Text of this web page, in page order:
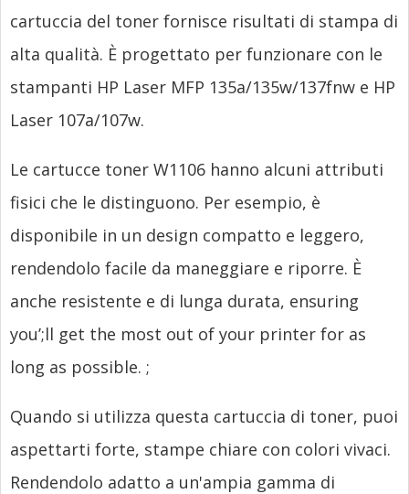
cartuccia del toner fornisce risultati di stampa di
alta qualità. È progettato per funzionare con le
stampanti HP Laser MFP 135a/135w/137fnw e HP
Laser 107a/107w.
Le cartucce toner W1106 hanno alcuni attributi
fisici che le distinguono. Per esempio, è
disponibile in un design compatto e leggero,
rendendolo facile da maneggiare e riporre. È
anche resistente e di lunga durata, ensuring
you’;ll get the most out of your printer for as
long as possible. ;
Quando si utilizza questa cartuccia di toner, puoi
aspettarti forte, stampe chiare con colori vivaci.
Rendendolo adatto a un'ampia gamma di